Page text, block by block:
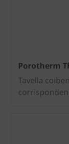
Porotherm
Tavella